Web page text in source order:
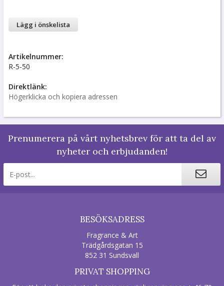
Lägg i önskelista
Artikelnummer:
R-5-50
Direktlänk:
Högerklicka och kopiera adressen
Prenumerera på vårt nyhetsbrev för att ta del av
nyheter och erbjudanden!
BESÖKSADRESS
Fragrance & Art
Trädgårdsgatan 15
852 31 Sundsvall
PRIVAT SHOPPING